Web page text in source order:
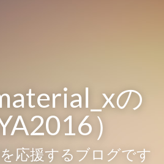
の
）
応援するブログです